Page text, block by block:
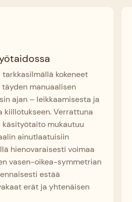
kokeneet
manuaalisen
ajan – leikkaamisesta ja
kiillotukseen. Verrattuna
mukautuu
ainutlaatuisiin
hienovaraisesti voimaa
vasen-oikea-symmetrian
estää
erät ja yhtenäisen